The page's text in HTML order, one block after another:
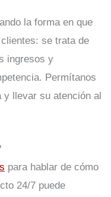
la forma en que
se trata de
ingresos y
Permítanos
y llevar su atención al
para hablar de cómo
24/7 puede